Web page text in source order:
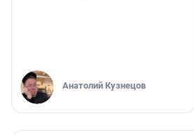
Анатолий Кузнецов